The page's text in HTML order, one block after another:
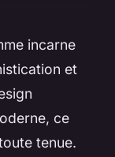
incarne
et
ce
tenue.